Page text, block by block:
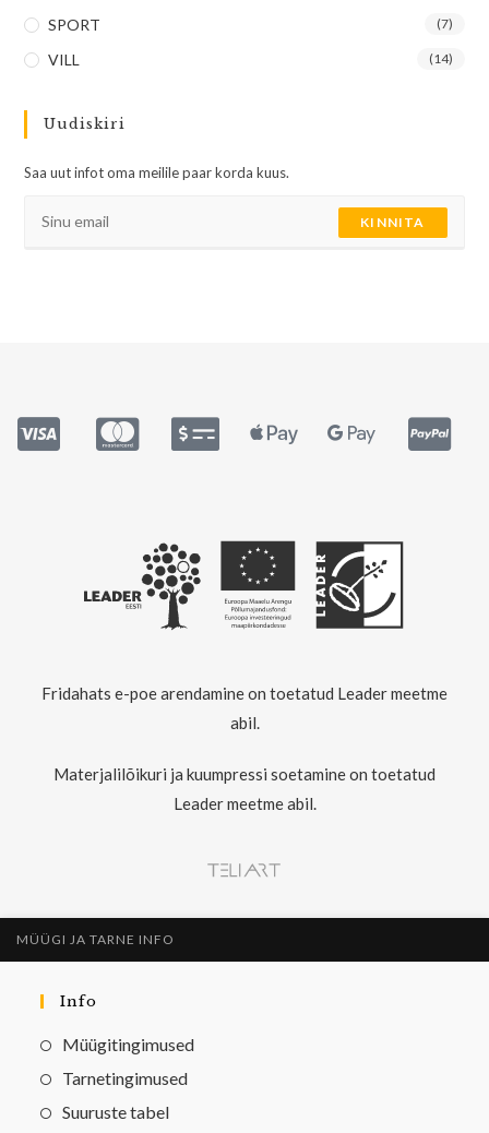
SPORT (7)
VILL (14)
Uudiskiri
Saa uut infot oma meilile paar korda kuus.
KINNITA
Fridahats e-poe arendamine on toetatud Leader meetme
abil.
Materjalilõikuri ja kuumpressi soetamine on toetatud
Leader meetme abil.
MÜÜGI JA TARNE INFO
Info
Müügitingimused
Tarnetingimused
Suuruste tabel